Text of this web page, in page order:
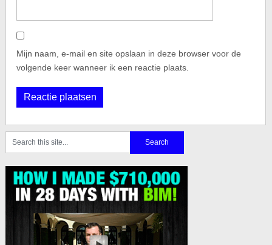
Mijn naam, e-mail en site opslaan in deze browser voor de
volgende keer wanneer ik een reactie plaats.